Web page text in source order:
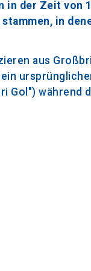
der Zeit von
in
aus
Gol") während